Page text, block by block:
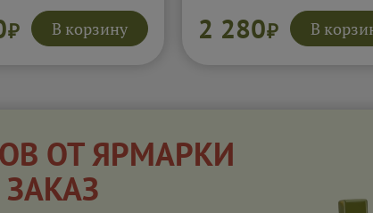
вкус более
сливочным. Тесто
сочность внутри.
₽ В корзину начинки делает пирог
особенно сочным.
подчёркивают мясной
2 280₽ В
ОТ ЯРМАРКИ